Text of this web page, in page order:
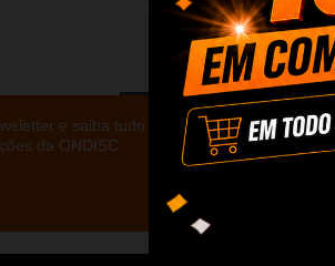
e saiba tudo sobre as
da ONDISC